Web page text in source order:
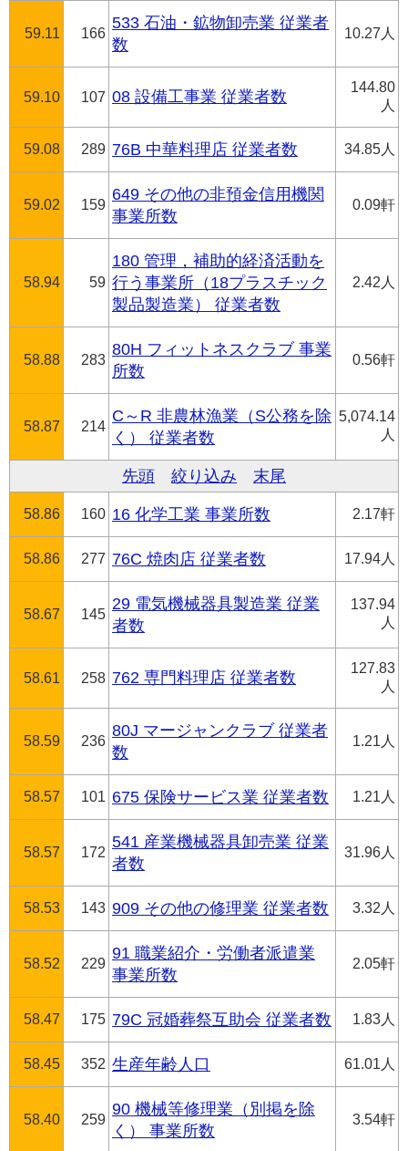
59.11 166
533 石油・鉱物卸売業 従業者
数
10.27人
59.10 107 08 設備工事業 従業者数
144.80
人
59.08 289 76B 中華料理店 従業者数 34.85人
59.02 159
649 その他の非預金信用機関
事業所数
0.09軒
58.94 59
180 管理，補助的経済活動を
行う事業所（18プラスチック
製品製造業） 従業者数
2.42人
58.88 283
80H フィットネスクラブ 事業
所数
0.56軒
58.87 214
C～R 非農林漁業（S公務を除
く） 従業者数
5,074.14
人
先頭 絞り込み 末尾
58.86 160 16 化学工業 事業所数 2.17軒
58.86 277 76C 焼肉店 従業者数 17.94人
58.67 145
29 電気機械器具製造業 従業
者数
137.94
人
58.61 258 762 専門料理店 従業者数
127.83
人
58.59 236
80J マージャンクラブ 従業者
数
1.21人
58.57 101 675 保険サービス業 従業者数 1.21人
58.57 172
541 産業機械器具卸売業 従業
者数
31.96人
58.53 143 909 その他の修理業 従業者数 3.32人
58.52 229
91 職業紹介・労働者派遣業
事業所数
2.05軒
58.47 175 79C 冠婚葬祭互助会 従業者数 1.83人
58.45 352 生産年齢人口 61.01人
58.40 259
90 機械等修理業（別掲を除
く） 事業所数
3.54軒